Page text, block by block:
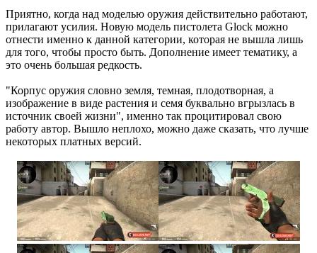
Приятно, когда над моделью оружия действительно работают,
прилагают усилия. Новую модель пистолета Glock можно
отнести именно к данной категории, которая не вышла лишь
для того, чтобы просто быть. Дополнение имеет тематику, а
это очень большая редкость.
"Корпус оружия словно земля, темная, плодотворная, а
изображение в виде растения и семя буквально вгрызлась в
источник своей жизни", именно так процитировал свою
работу автор. Вышло неплохо, можно даже сказать, что лучше
некоторых платных версий.